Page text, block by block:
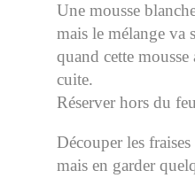
Une mousse
mais le mélange va
quand cette mousse
cuite.
Réserver hors du
Découper les
mais en garder